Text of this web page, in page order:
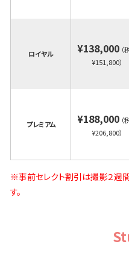
ロイヤル ¥138,000 （
¥151,800）
プレミアム ¥188,000 （
¥206,800）
※事前セレクト割引は撮影２週
す。